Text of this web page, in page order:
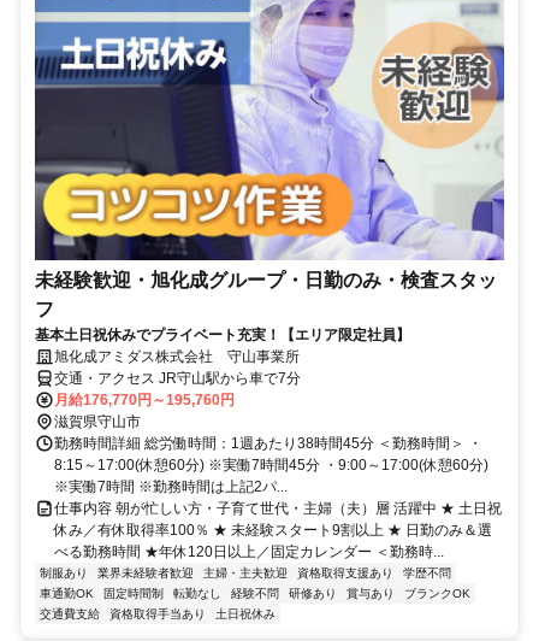
未経験歓迎・旭化成グループ・日勤のみ・検査スタッ
フ
基本土日祝休みでプライベート充実！【エリア限定社員】
旭化成アミダス株式会社 守山事業所
交通・アクセス JR守山駅から車で7分
月給176,770円～195,760円
滋賀県守山市
勤務時間詳細 総労働時間：1週あたり38時間45分 ＜勤務時間＞ ・
8:15～17:00(休憩60分) ※実働7時間45分 ・9:00～17:00(休憩60分)
※実働7時間 ※勤務時間は上記2パ...
仕事内容 朝が忙しい方・子育て世代・主婦（夫）層 活躍中 ★ 土日祝
休み／有休取得率100％ ★ 未経験スタート9割以上 ★ 日勤のみ＆選
べる勤務時間 ★年休120日以上／固定カレンダー ＜勤務時...
制服あり 業界未経験者歓迎 主婦・主夫歓迎 資格取得支援あり
学歴不問
車通勤OK
固定時間制 転勤なし 経験不問 研修あり 賞与あり
ブランクOK
交通費支給
資格取得手当あり 土日祝休み